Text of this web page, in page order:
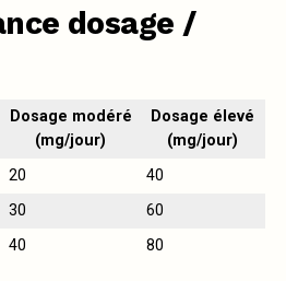
dosage /
Dosage modéré
(mg/jour)
Dosage élevé
(mg/jour)
20
40
30
60
40 80